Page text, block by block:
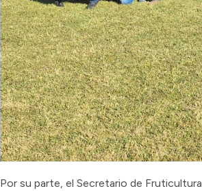
Por su parte, el Secretario de